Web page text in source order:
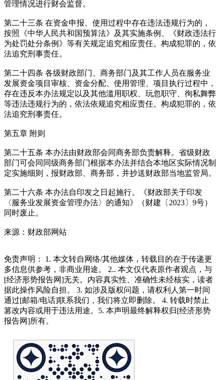
管理情况进行财会监督。
第二十三条 在资金申报、使用过程中存在违法违规行为的，
按照《中华人民共和国预算法》及其实施条例、《财政违法行
为处罚处分条例》等有关规定追究相应责任。构成犯罪的，依
法追究刑事责任。
第二十四条 各级财政部门、商务部门及其工作人员在服务业
发展资金项目审核、资金分配、使用管理、项目执行过程中，
存在违反本办法规定以及其他滥用职权、玩忽职守、徇私舞弊
等违法违规行为的，依法依规追究相应责任。构成犯罪的，依
法追究刑事责任。
第五章 附则
第二十五条 本办法由财政部会同商务部负责解释。省级财政
部门可会同同级商务部门根据本办法并结合本地区实际情况制
定实施细则，报财政部、商务部，并抄送财政部当地监管局。
第二十六条 本办法自印发之日起施行。《财政部关于印发
〈服务业发展资金管理办法〉的通知》（财建〔2023〕9号）
同时废止。
来源：财政部网站
免责声明： 1. 本文转自网络/其他媒体，转载目的在于传递更
多信息供参考，非商业用途。 2.. 本文仅代表原作者观点，与
[经济形势报告网]无关。内容真实性、准确性未经核实，读者
据此操作风险自担。 3. 如涉及版权问题，请权利人第一时间
通过[邮箱/电话]联系我们，我们将立即删除。 4. 转载时禁止
篡改内容或用于违法用途。5. 本声明最终解释权归[经济形势
报告网]所有。